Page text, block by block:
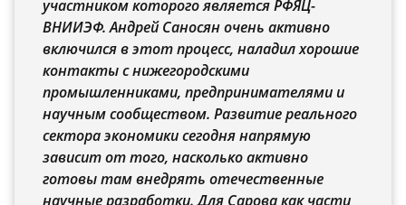
участником которого является РФЯЦ-
ВНИИЭФ. Андрей Саносян очень активно
включился в этот процесс, наладил хорошие
контакты с нижегородскими
промышленниками, предпринимателями и
научным сообществом. Развитие реального
сектора экономики сегодня напрямую
зависит от того, насколько активно
готовы там внедрять отечественные
научные разработки. Для Сарова как части